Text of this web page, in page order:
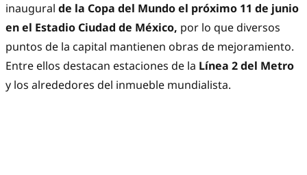
inaugural de la Copa del Mundo el próximo 11 de junio
en el Estadio Ciudad de México, por lo que diversos
puntos de la capital mantienen obras de mejoramiento.
Entre ellos destacan estaciones de la Línea 2 del Metro
y los alrededores del inmueble mundialista.